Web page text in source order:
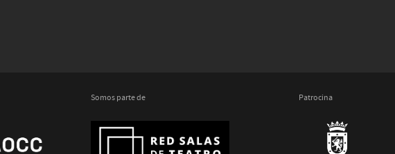
Somos parte de Patrocina